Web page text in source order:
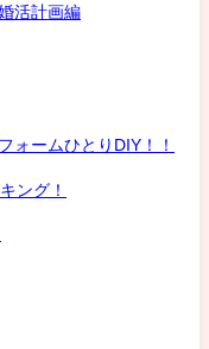
活計画編
ォームひとりDIY！！
ング！